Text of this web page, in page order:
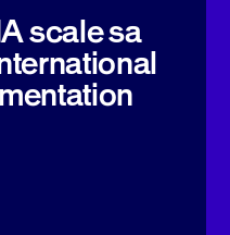
scale sa